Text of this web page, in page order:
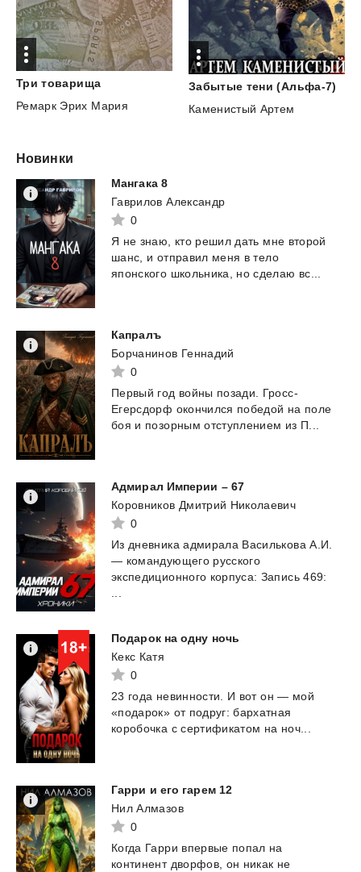
Три товарища
Ремарк Эрих Мария
Забытые тени (Альфа-7)
Каменистый Артем
Новинки
Мангака 8
Гаврилов Александр
0
Я не знаю, кто решил дать мне второй
шанс,
и отправил меня в тело
японского школьника, но сделаю вс...
Капралъ
Борчанинов Геннадий
0
Первый год войны позади. Гросс-
Егерсдорф окончился победой на поле
боя и позорным отступлением из П...
Адмирал Империи – 67
Коровников Дмитрий Николаевич
0
Из дневника адмирала Василькова А.И.
— командующего русского
экспедиционного корпуса: Запись 469:
Подарок на одну ночь
Кекс Катя
0
23 года невинности. И вот он — мой
«подарок» от подруг: бархатная
коробочка с сертификатом на ноч...
Гарри и его гарем 12
Нил Алмазов
0
Когда Гарри впервые попал на
континент дворфов, он никак не